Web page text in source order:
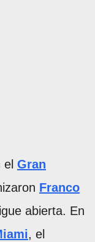
Gran
Franco
abierta. En
, el